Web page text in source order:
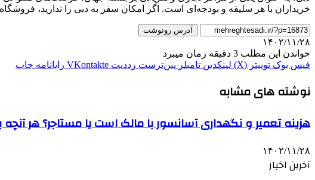
خریداران با هر سلیقه و بودجه‌ای است. اگر امکان سفر به دبی را ندارید،
آدرس رونوشت
۱۴۰۲/۱۱/۲۸
خواندن این مطلب 3 دقیقه زمان میبرد
فیس بوک توییتر (X) لینکدین ‫تامبلر ‫پین‌ترست ‫رددیت ‫VKontakte رایانامه چاپ
نوشته های مشابه
هزینه تعمیر و نگهداری آسانسور با مالک است یا مستاجر؟ هر آنچه
۱۴۰۲/۱۱/۲۸
آخرین اخبار